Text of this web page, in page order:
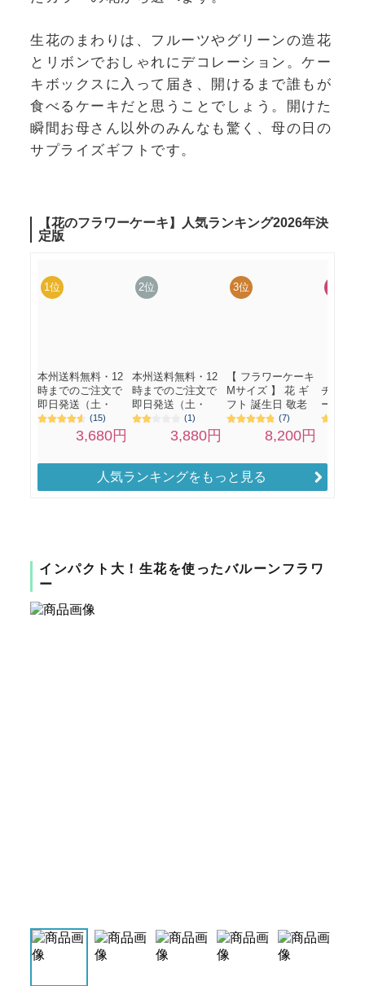
生花のまわりは、フルーツやグリーンの造花
とリボンでおしゃれにデコレーション。ケー
キボックスに入って届き、開けるまで誰もが
食べるケーキだと思うことでしょう。開けた
瞬間お母さん以外のみんなも驚く、母の日の
サプライズギフトです。
人気ランキングをもっと見る
インパクト大！生花を使ったバルーンフラワ
ー